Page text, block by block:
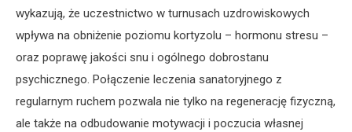
wykazują, że uczestnictwo w turnusach uzdrowiskowych
wpływa na obniżenie poziomu kortyzolu – hormonu stresu –
oraz poprawę jakości snu i ogólnego dobrostanu
psychicznego. Połączenie leczenia sanatoryjnego z
regularnym ruchem pozwala nie tylko na regenerację fizyczną,
ale także na odbudowanie motywacji i poczucia własnej